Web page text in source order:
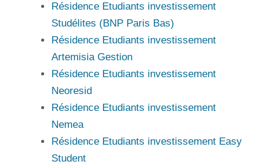
Résidence Etudiants investissement
Studélites (BNP Paris Bas)
Résidence Etudiants investissement
Artemisia Gestion
Résidence Etudiants investissement
Neoresid
Résidence Etudiants investissement
Nemea
Résidence Etudiants investissement Easy
Student